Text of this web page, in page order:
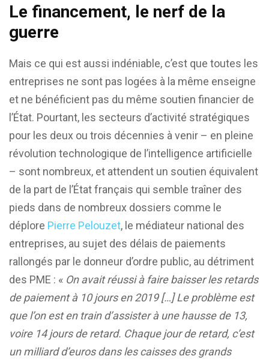
Le financement, le nerf de la
guerre
Mais ce qui est aussi indéniable, c’est que toutes les
entreprises ne sont pas logées à la même enseigne
et ne bénéficient pas du même soutien financier de
l’État. Pourtant, les secteurs d’activité stratégiques
pour les deux ou trois décennies à venir – en pleine
révolution technologique de l’intelligence artificielle
– sont nombreux, et attendent un soutien équivalent
de la part de l’État français qui semble traîner des
pieds dans de nombreux dossiers comme le
déplore Pierre Pelouzet, le médiateur national des
entreprises, au sujet des délais de paiements
rallongés par le donneur d’ordre public, au détriment
des PME : « On avait réussi à faire baisser les retards
de paiement à 10 jours en 2019 […] Le problème est
que l’on est en train d’assister à une hausse de 13,
voire 14 jours de retard. Chaque jour de retard, c’est
un milliard d’euros dans les caisses des grands